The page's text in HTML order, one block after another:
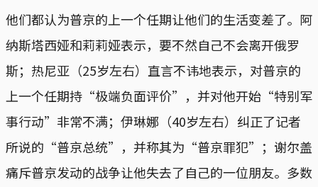
他们都认为普京的上一个任期让他们的生活变差了。阿
纳斯塔西娅和莉莉娅表示，要不然自己不会离开俄罗
斯；热尼亚（25岁左右）直言不讳地表示，对普京的
上一个任期持“极端负面评价”，并对他开始“特别军
事行动”非常不满；伊琳娜（40岁左右）纠正了记者
所说的“普京总统”，并称其为“普京罪犯”；谢尔盖
痛斥普京发动的战争让他失去了自己的一位朋友。多数